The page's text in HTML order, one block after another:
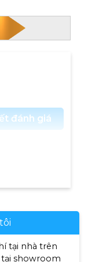
đánh giá
tại nhà trên
showroom